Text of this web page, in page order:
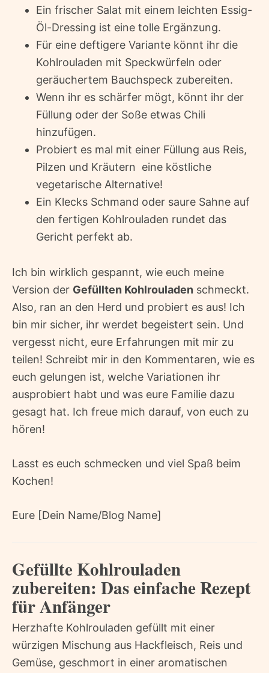
Ein frischer Salat mit einem leichten Essig-
Öl-Dressing ist eine tolle Ergänzung.
Für eine deftigere Variante könnt ihr die
Kohlrouladen mit Speckwürfeln oder
geräuchertem Bauchspeck zubereiten.
Wenn ihr es schärfer mögt, könnt ihr der
Füllung oder der Soße etwas Chili
hinzufügen.
Probiert es mal mit einer Füllung aus Reis,
Pilzen und Kräutern  eine köstliche
vegetarische Alternative!
Ein Klecks Schmand oder saure Sahne auf
den fertigen Kohlrouladen rundet das
Gericht perfekt ab.
Ich bin wirklich gespannt, wie euch meine
Version der Gefüllten Kohlrouladen schmeckt.
Also, ran an den Herd und probiert es aus! Ich
bin mir sicher, ihr werdet begeistert sein. Und
vergesst nicht, eure Erfahrungen mit mir zu
teilen! Schreibt mir in den Kommentaren, wie es
euch gelungen ist, welche Variationen ihr
ausprobiert habt und was eure Familie dazu
gesagt hat. Ich freue mich darauf, von euch zu
hören!
Lasst es euch schmecken und viel Spaß beim
Kochen!
Eure [Dein Name/Blog Name]
Gefüllte Kohlrouladen
zubereiten: Das einfache Rezept
für Anfänger
Herzhafte Kohlrouladen gefüllt mit einer
würzigen Mischung aus Hackfleisch, Reis und
Gemüse, geschmort in einer aromatischen